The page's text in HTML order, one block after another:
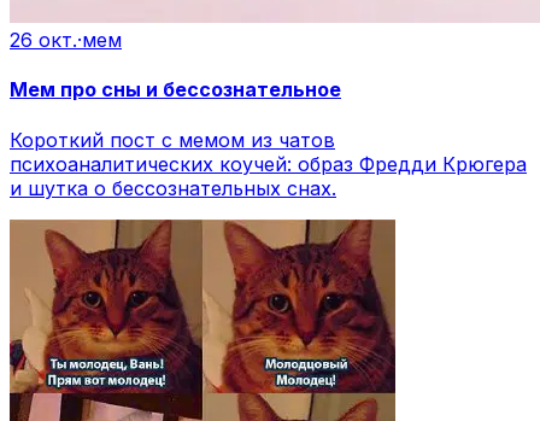
26 окт.·мем
Мем про сны и бессознательное
Короткий пост с мемом из чатов
психоаналитических коучей: образ Фредди Крюгера
и шутка о бессознательных снах.